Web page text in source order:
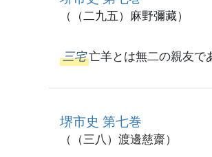
（（二九五）麻野彌藏）
三宅 亡羊とは無二の親友で
堺市史 第七巻
（（三八）渡邊慈齋）